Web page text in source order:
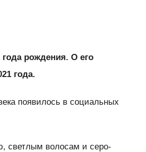
рождения. О его
года.
появилось в социальных
светлым волосам и серо-